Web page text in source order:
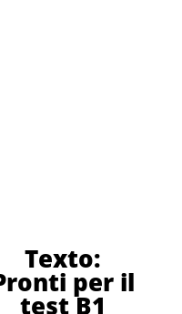
Texto:
per il
test B1